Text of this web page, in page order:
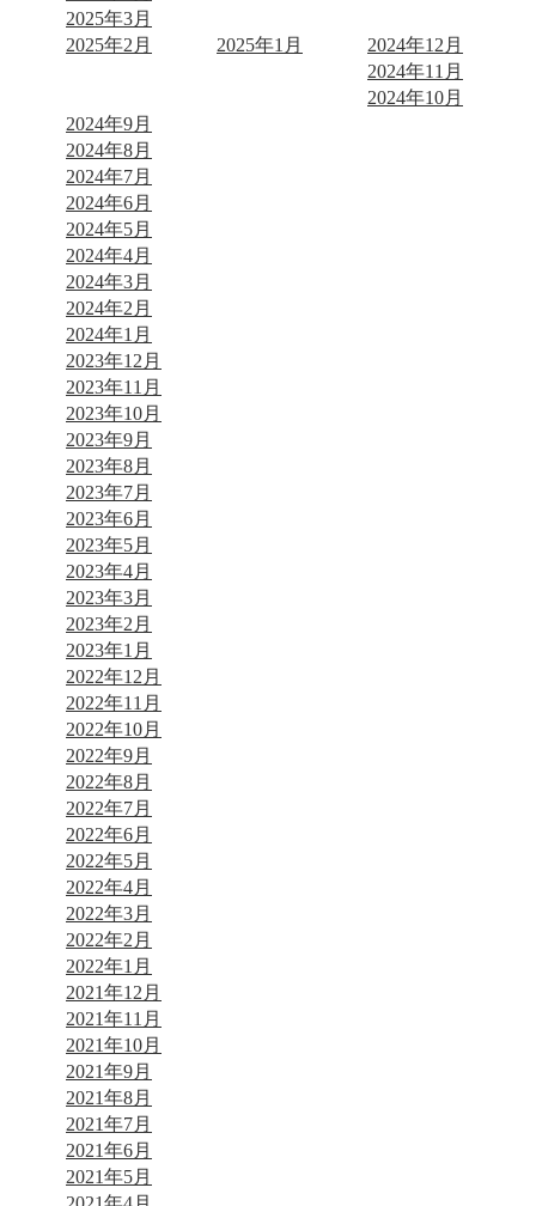
2025年3月
2025年2月
2025年1月
2024年12月
2024年11月
2024年10月
2024年9月
2024年8月
2024年7月
2024年6月
2024年5月
2024年4月
2024年3月
2024年2月
2024年1月
2023年12月
2023年11月
2023年10月
2023年9月
2023年8月
2023年7月
2023年6月
2023年5月
2023年4月
2023年3月
2023年2月
2023年1月
2022年12月
2022年11月
2022年10月
2022年9月
2022年8月
2022年7月
2022年6月
2022年5月
2022年4月
2022年3月
2022年2月
2022年1月
2021年12月
2021年11月
2021年10月
2021年9月
2021年8月
2021年7月
2021年6月
2021年5月